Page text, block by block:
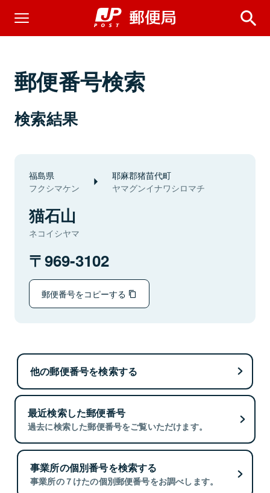
郵便番号検索
検索結果
福島県
フクシマケン
耶麻郡猪苗代町
ヤマグンイナワシロマチ
猫石山
ネコイシヤマ
969-3102
郵便番号をコピーする
他の郵便番号を検索する
最近検索した郵便番号
過去に検索した郵便番号をご覧いただけます。
事業所の個別番号を検索する
事業所の７けたの個別郵便番号をお調べします。